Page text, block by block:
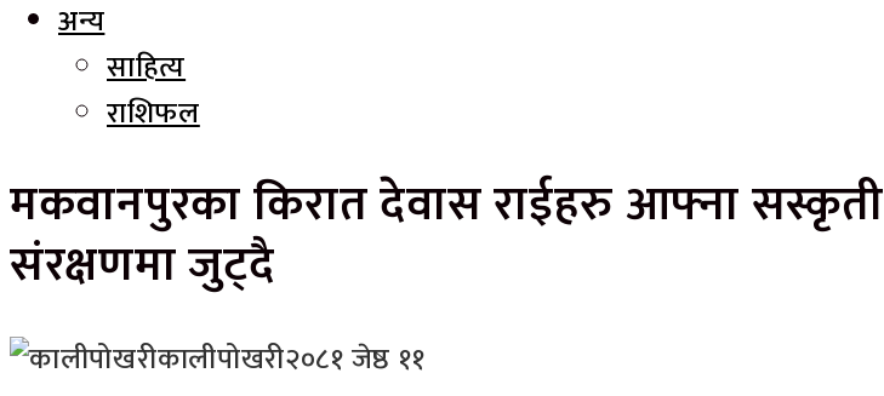
अन्य
साहित्य
राशिफल
मकवानपुरका किरात देवास राईहरु आफ्ना सस्कृती
संरक्षणमा जुट्दै
कालीपोखरी२०८१ जेष्ठ ११